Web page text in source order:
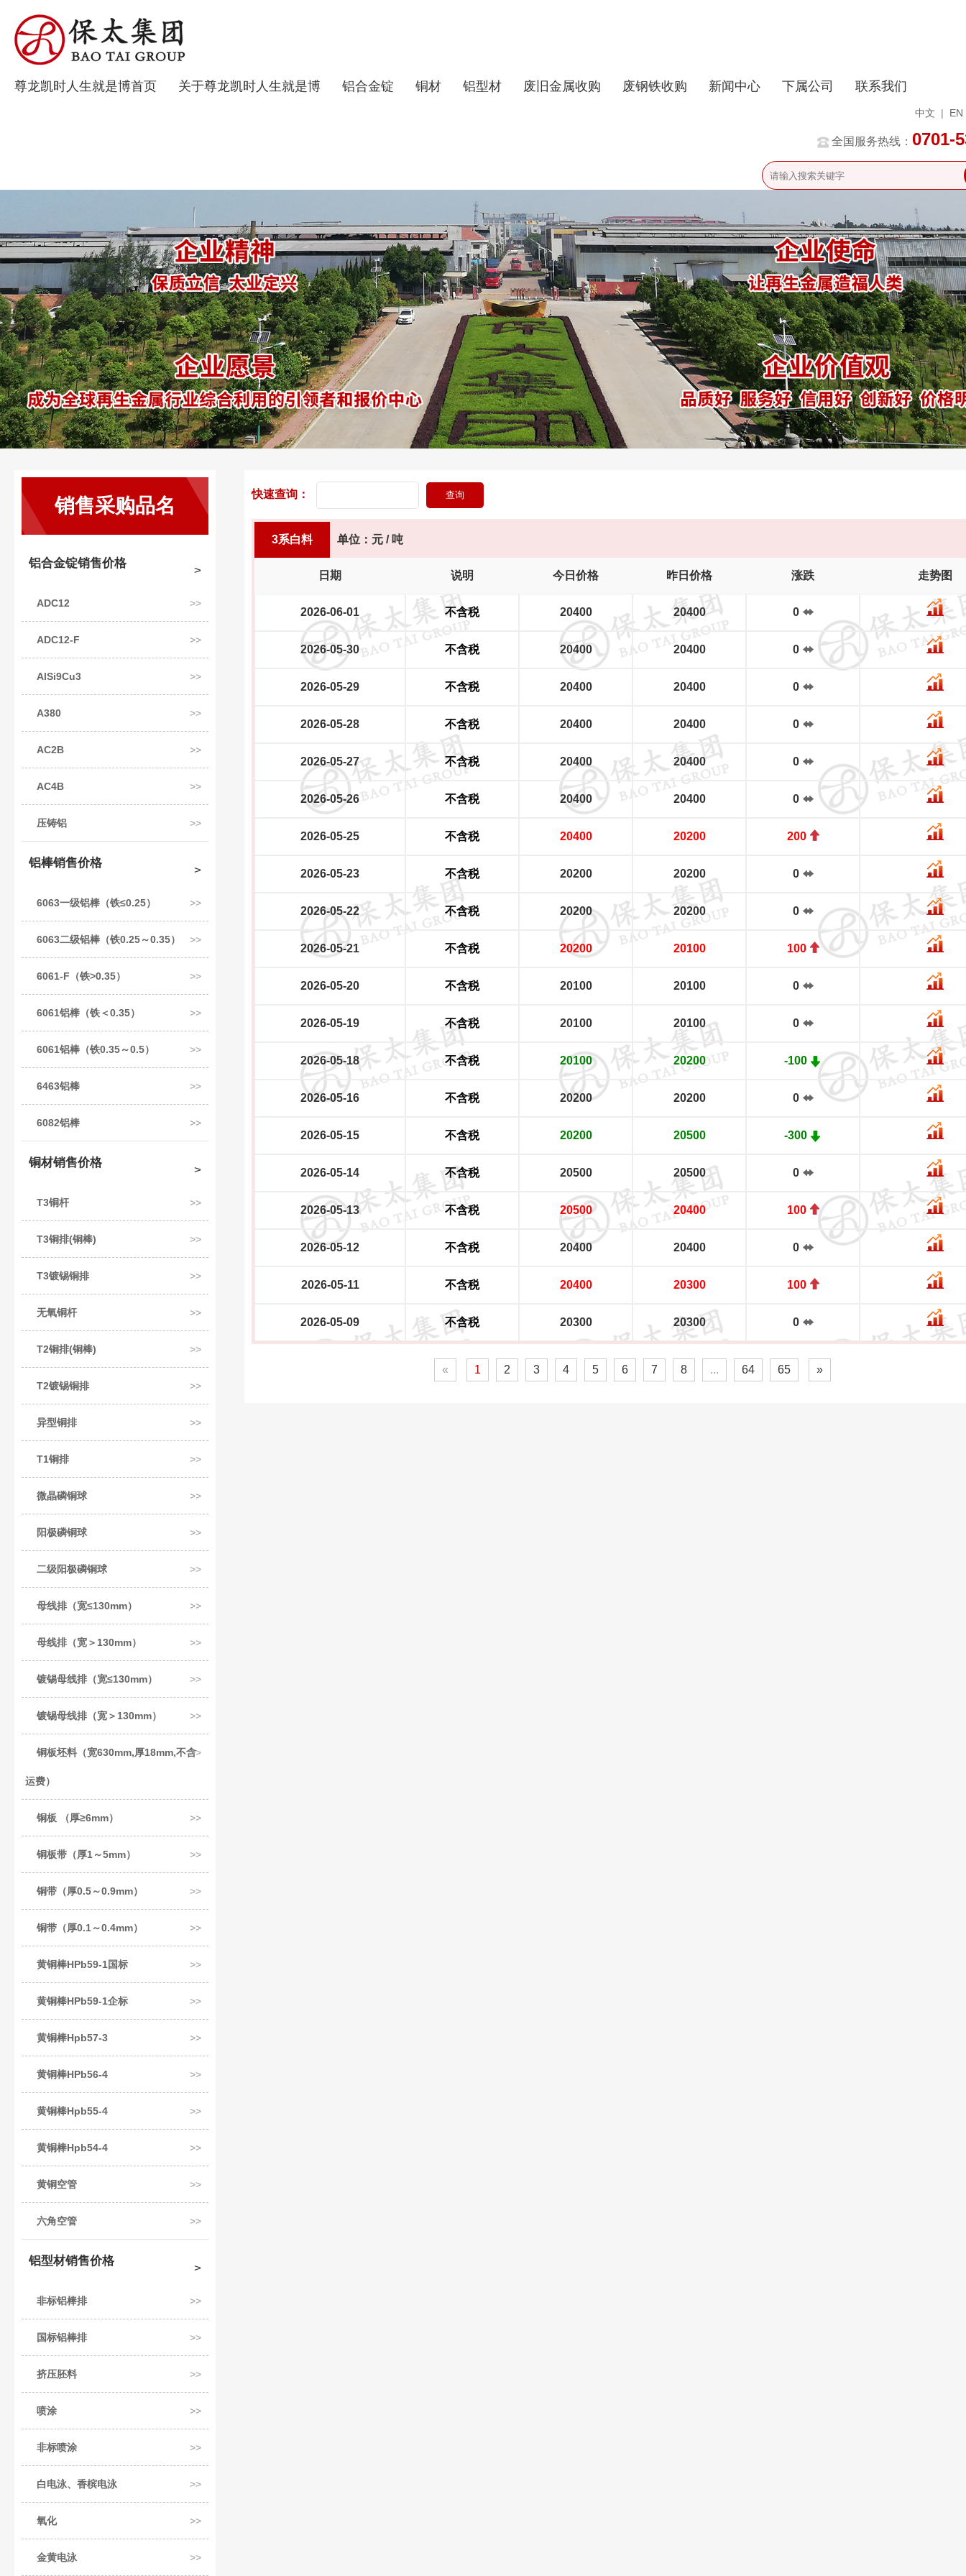
尊龙凯时人生就是博首页 关于尊龙凯时人生就是博 铝合金锭 铜材 铝型材 废旧金属收购 废钢铁收购 新闻中心 下属公司 联系我们
中文 | EN
全国服务热线： 0701-
销售采购品名
铝合金锭销售价格
ADC12
ADC12-F
AlSi9Cu3
A380
AC2B
AC4B
压铸铝
铝棒销售价格
6063一级铝棒（铁≤0.25）
6063二级铝棒（铁0.25～0.35）
6061-F（铁>0.35）
6061铝棒（铁＜0.35）
6061铝棒（铁0.35～0.5）
6463铝棒
6082铝棒
铜材销售价格
T3铜杆
T3铜排(铜棒)
T3镀锡铜排
无氧铜杆
T2铜排(铜棒)
T2镀锡铜排
异型铜排
T1铜排
微晶磷铜球
阳极磷铜球
二级阳极磷铜球
母线排（宽≤130mm）
母线排（宽＞130mm）
镀锡母线排（宽≤130mm）
镀锡母线排（宽＞130mm）
铜板坯料（宽630mm,厚18mm,不含
运费）
铜板 （厚≥6mm）
铜板带（厚1～5mm）
铜带（厚0.5～0.9mm）
铜带（厚0.1～0.4mm）
黄铜棒HPb59-1国标
黄铜棒HPb59-1企标
黄铜棒Hpb57-3
黄铜棒HPb56-4
黄铜棒Hpb55-4
黄铜棒Hpb54-4
黄铜空管
六角空管
铝型材销售价格
非标铝棒排
国标铝棒排
挤压胚料
喷涂
非标喷涂
白电泳、香槟电泳
氧化
金黄电泳
快速查询：
3系白料 单位：元 / 吨
日期 说明 今日价格 昨日价格 涨跌 走势图
2026-06-01 不含税 20400 20400 0
2026-05-30 不含税 20400 20400 0
2026-05-29 不含税 20400 20400 0
2026-05-28 不含税 20400 20400 0
2026-05-27 不含税 20400 20400 0
2026-05-26 不含税 20400 20400 0
2026-05-25 不含税 20400 20200 200
2026-05-23 不含税 20200 20200 0
2026-05-22 不含税 20200 20200 0
2026-05-21 不含税 20200 20100 100
2026-05-20 不含税 20100 20100 0
2026-05-19 不含税 20100 20100 0
2026-05-18 不含税 20100 20200 -100
2026-05-16 不含税 20200 20200 0
2026-05-15 不含税 20200 20500 -300
2026-05-14 不含税 20500 20500 0
2026-05-13 不含税 20500 20400 100
2026-05-12 不含税 20400 20400 0
2026-05-11 不含税 20400 20300 100
2026-05-09 不含税 20300 20300 0
« 1 2 3 4 5 6 7 8 ... 64 65 »